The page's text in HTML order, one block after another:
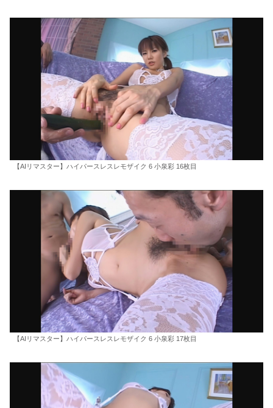
【AIリマスター】ハイパースレスレモザイク 6 小泉彩 16枚目
【AIリマスター】ハイパースレスレモザイク 6 小泉彩 17枚目